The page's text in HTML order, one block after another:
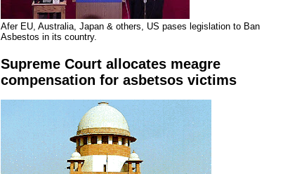
Afer EU, Australia, Japan & others, US pases legislation to Ban
Asbestos in its country.
Supreme Court allocates meagre
compensation for asbetsos victims